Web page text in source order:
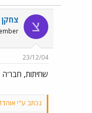
צ צחקן
23/12/04
שחיתות, חבר'ה
נכתב ע"י אוהד11: